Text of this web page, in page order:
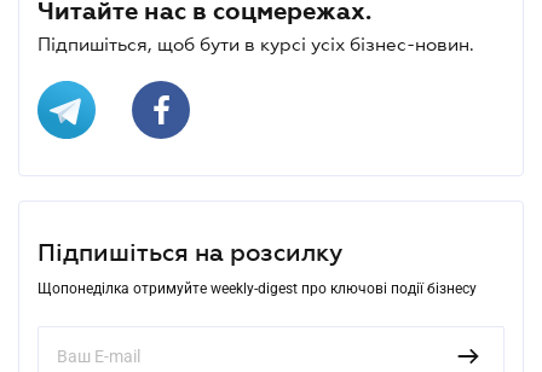
Читайте нас в соцмережах.
Підпишіться, щоб бути в курсі усіх бізнес-новин.
Підпишіться на розсилку
Щопонеділка отримуйте weekly-digest про ключові події бізнесу